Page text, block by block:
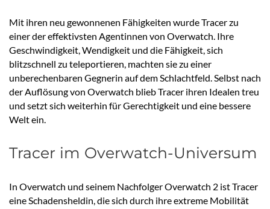
Mit ihren neu gewonnenen Fähigkeiten wurde Tracer zu
einer der effektivsten Agentinnen von Overwatch. Ihre
Geschwindigkeit, Wendigkeit und die Fähigkeit, sich
blitzschnell zu teleportieren, machten sie zu einer
unberechenbaren Gegnerin auf dem Schlachtfeld. Selbst nach
der Auflösung von Overwatch blieb Tracer ihren Idealen treu
und setzt sich weiterhin für Gerechtigkeit und eine bessere
Welt ein.
Tracer im Overwatch-Universum
In Overwatch und seinem Nachfolger Overwatch 2 ist Tracer
eine Schadensheldin, die sich durch ihre extreme Mobilität